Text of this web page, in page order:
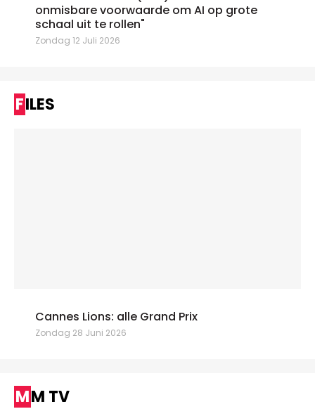
onmisbare voorwaarde om AI op grote
schaal uit te rollen"
Zondag 12 Juli 2026
FILES
Cannes Lions: alle Grand Prix
Zondag 28 Juni 2026
MM TV